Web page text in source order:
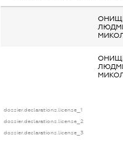
dossier.declarations.license_1
dossier.declarations.license_2
dossier.declarations.license_3